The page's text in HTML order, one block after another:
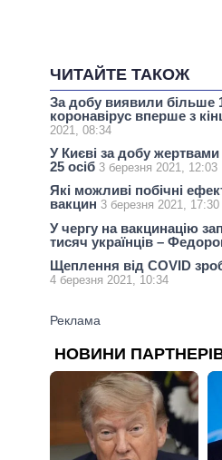
ЧИТАЙТЕ ТАКОЖ
За добу виявили більше
коронавірус вперше з
2021, 08:34
У Києві за добу
25 осіб 3 березня 2021, 12:03
Які можливі побічні
вакцин 3 березня 2021, 17:30
У чергу на вакцинацію
тисяч українців –
Щеплення від COVID
4 березня 2021, 10:34